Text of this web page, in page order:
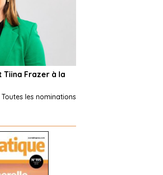
Tiina Frazer à la
Toutes les nominations